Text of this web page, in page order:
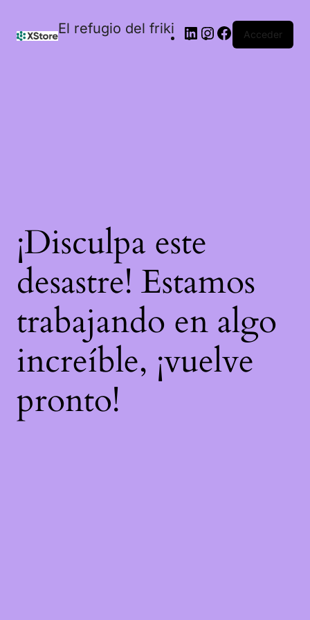
El refugio del friki Acceder
¡Disculpa este
desastre! Estamos
trabajando en algo
increíble, ¡vuelve
pronto!